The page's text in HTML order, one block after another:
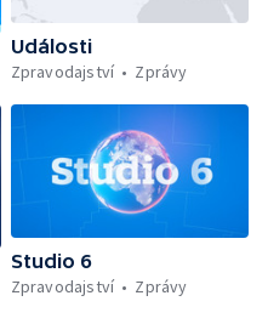
Události
Zpravodajství
Zprávy
Studio 6
Zpravodajství
Zprávy